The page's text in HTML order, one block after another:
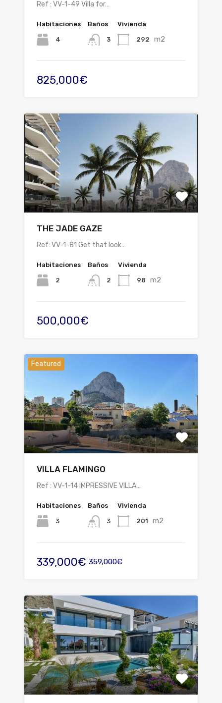
Ref : VV-1-49 Villa for…
Habitaciones
4
Baños
3
Vivienda
292 m2
825,000€
THE JADE GAZE
Ref: VV-1-81 Get that look…
Habitaciones
2
Baños
2
Vivienda
98 m2
500,000€
Featured
VILLA FLAMINGO
Ref : VV-1-14 IMPRESSIVE VILLA…
Habitaciones
3
Baños
3
Vivienda
201 m2
339,000€ 359,000€